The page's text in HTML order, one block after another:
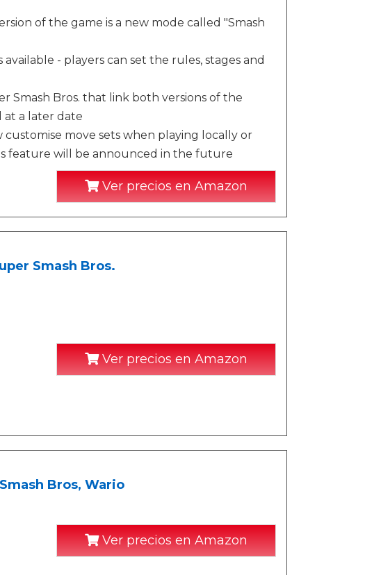
of the game is a new mode called "Smash
- players can set the rules, stages and
Smash Bros. that link both versions of the
at a later date
customise move sets when playing locally or
feature will be announced in the future
Ver precios en Amazon
Smash Bros.
Ver precios en Amazon
Bros, Wario
Ver precios en Amazon